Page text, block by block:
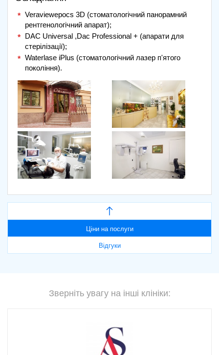
Veraviewepocs 3D (стоматологічний панорамний
рентгенологічний апарат);
DAC Universal ,Dac Professional + (апарати для
стерілізації);
Waterlase iPlus (стоматологічний лазер п'ятого
покоління).
Ціни на послуги
Відгуки
Зверніть увагу на інші клініки: